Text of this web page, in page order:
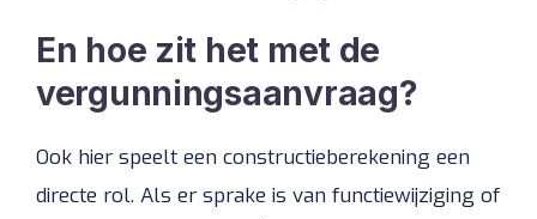
En hoe zit het met de
vergunningsaanvraag?
Ook hier speelt een constructieberekening een
directe rol. Als er sprake is van functiewijziging of